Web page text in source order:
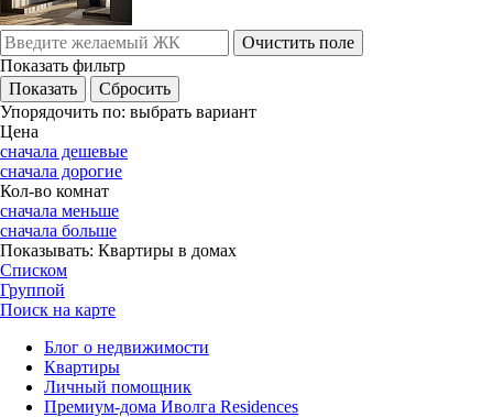
Очистить поле
Показать фильтр
Упорядочить по: выбрать вариант
Цена
сначала дешевые
сначала дорогие
Кол-во комнат
сначала меньше
сначала больше
Показывать: Квартиры в домах
Списком
Группой
Поиск на карте
Блог о недвижимости
Квартиры
Личный помощник
Премиум-дома Иволга Residences